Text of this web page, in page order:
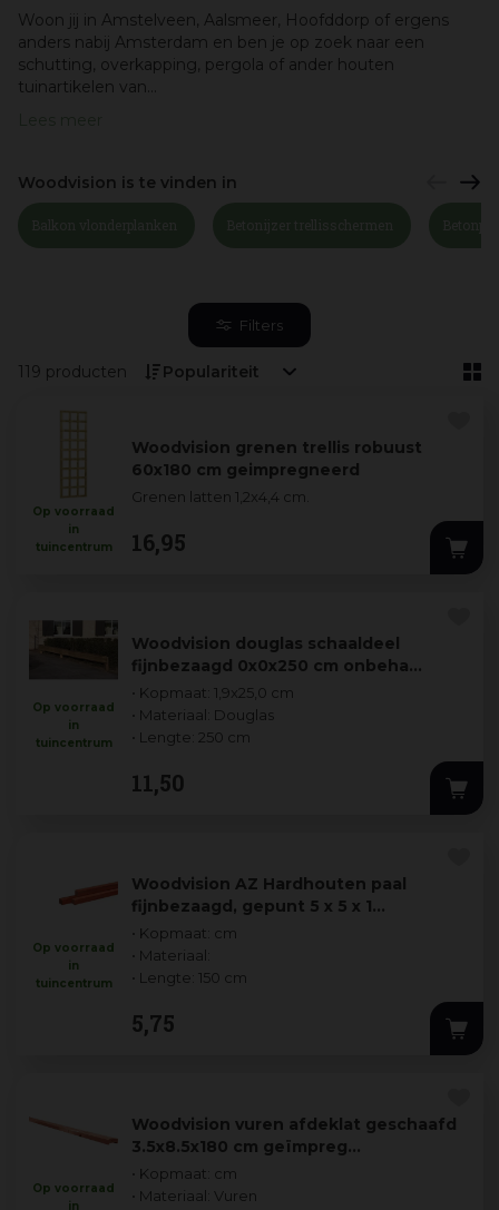
Woon jij in Amstelveen, Aalsmeer, Hoofddorp of ergens
anders nabij Amsterdam en ben je op zoek naar een
schutting, overkapping, pergola of ander houten
tuinartikelen van...
Woodvision is te vinden in
Filters
119 producten
Woodvision grenen trellis robuust
60x180 cm geimpregneerd
Grenen latten 1,2x4,4 cm.
Op voorraad
in
tuincentrum
16,95
Woodvision douglas schaaldeel
fijnbezaagd 0x0x250 cm onbeha…
• Kopmaat: 1,9x25,0 cm
• Materiaal: Douglas
• Lengte: 250 cm
Op voorraad
in
tuincentrum
11,50
Woodvision AZ Hardhouten paal
fijnbezaagd, gepunt 5 x 5 x 1…
• Kopmaat: cm
• Materiaal:
• Lengte: 150 cm
Op voorraad
in
tuincentrum
5,75
Woodvision vuren afdeklat geschaafd
3.5x8.5x180 cm geïmpreg…
• Kopmaat: cm
• Materiaal: Vuren
Op voorraad
in